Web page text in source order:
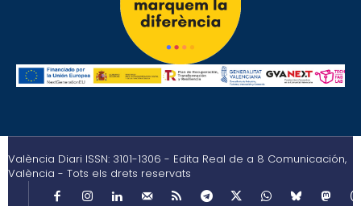
València Diari ISSN: 3101-1306 - Edita Real de a 8 Comunicación,
València - Tots els drets reservats